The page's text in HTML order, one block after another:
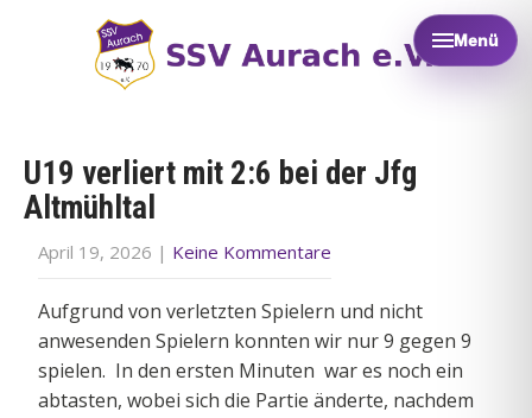
U19 verliert mit 2:6 bei der Jfg
Altmühltal
April 19, 2026 | Keine Kommentare
Aufgrund von verletzten Spielern und nicht
anwesenden Spielern konnten wir nur 9 gegen 9
spielen. In den ersten Minuten war es noch ein
abtasten, wobei sich die Partie änderte, nachdem
Menü